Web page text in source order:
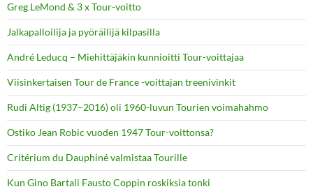
Greg LeMond & 3 x Tour-voitto
Jalkapalloilija ja pyöräilijä kilpasilla
André Leducq – Miehittäjäkin kunnioitti Tour-voittajaa
Viisinkertaisen Tour de France -voittajan treenivinkit
Rudi Altig (1937–2016) oli 1960-luvun Tourien voimahahmo
Ostiko Jean Robic vuoden 1947 Tour-voittonsa?
Critérium du Dauphiné valmistaa Tourille
Kun Gino Bartali Fausto Coppin roskiksia tonki